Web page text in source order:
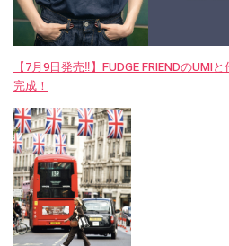
【7月9日発売‼︎】FUDGE FRIENDのUMI
完成！